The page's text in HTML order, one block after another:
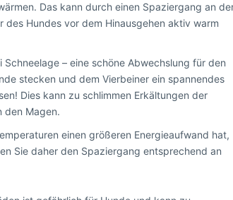
Das kann durch einen Spaziergang an
Hundes vor dem Hinausgehen aktiv warm
– eine schöne Abwechslung für den
stecken und dem Vierbeiner ein spannendes
Dies kann zu schlimmen Erkältungen der
den Magen.
einen größeren Energieaufwand hat,
Sie daher den Spaziergang entsprechend an